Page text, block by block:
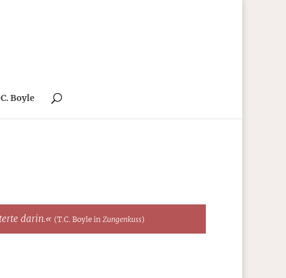
Boyle
darin.« (T.C. Boyle in Zungenkuss)